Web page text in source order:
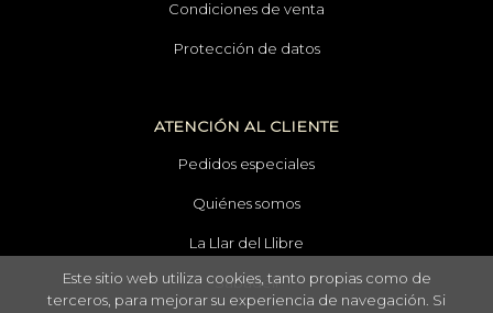
Condiciones de venta
Protección de datos
ATENCIÓN AL CLIENTE
Pedidos especiales
Quiénes somos
La Llar del Llibre
Sabadell
Este sitio web utiliza cookies, tanto propias como de
terceros, para mejorar su experiencia de navegación. Si